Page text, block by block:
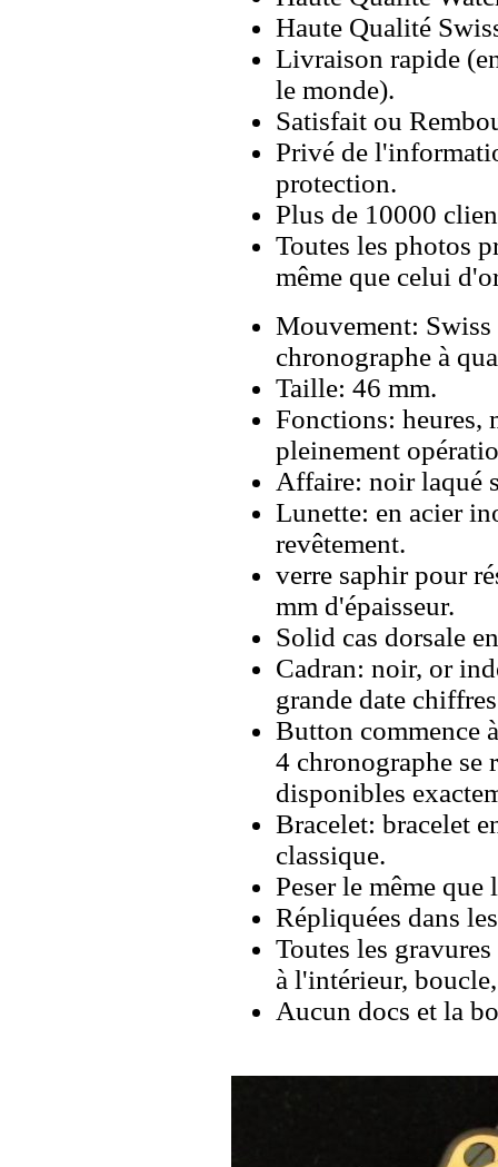
Haute Qualité
Livraison rapide
le monde).
Satisfait ou
Privé de
protection.
Plus de 10000
Toutes les photos
même que celui
Mouvement:
chronographe à
Taille: 46 mm.
Fonctions: heures,
pleinement
Affaire: noir laqué
Lunette: en acier
revêtement.
verre saphir pour
mm d'épaisseur.
Solid cas dorsale
Cadran: noir, or
grande date
Button commence
4 chronographe se
disponibles
Bracelet: bracelet
classique.
Peser le même
Répliquées dans
Toutes les
à l'intérieur,
Aucun docs et la